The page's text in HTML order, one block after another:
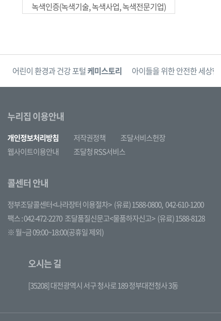
녹색인증(녹색기술, 녹색사업, 녹색전문기업)
어린이 환경과 건강 포털케미스토리 아이들을 위한 안전한 세상
누리집 이용안내
개인정보처리방침 저작권정책
조달서비스헌장
웹사이트이용안내
조달청 RSS서비스
콜센터 안내
정부조달콜센터<나라장터 이용절차> (유료) 1588-0800, 042-610-1200
팩스 : 042-472-2270 조달품질신문고<물품하자신고> (유료) 1588-8128
※ 월~금 09:00~18:00(공휴일 제외)
오시는 길
[35208] 대전광역시 서구 청사로 189 정부대전청사 3동